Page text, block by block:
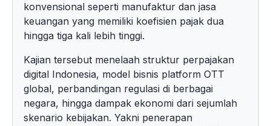
konvensional seperti manufaktur dan jasa
keuangan yang memiliki koefisien pajak dua
hingga tiga kali lebih tinggi.
Kajian tersebut menelaah struktur perpajakan
digital Indonesia, model bisnis platform OTT
global, perbandingan regulasi di berbagai
negara, hingga dampak ekonomi dari sejumlah
skenario kebijakan. Yakni penerapan